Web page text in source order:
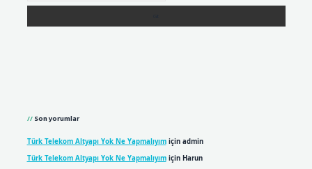
Son yorumlar
Türk Telekom Altyapı Yok Ne Yapmalıyımiçin admin
Türk Telekom Altyapı Yok Ne Yapmalıyımiçin Harun